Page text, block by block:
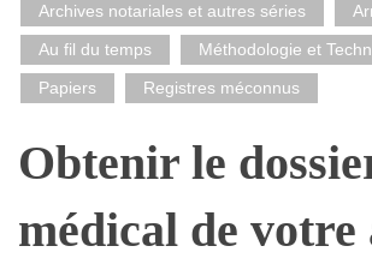
Archives notariales et autres séries
Au fil du temps
Méthodologie et
Papiers
Registres méconnus
Obtenir le
médical de votre